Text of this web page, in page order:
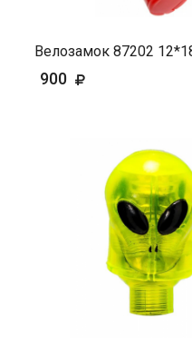
Велозамок 87202
900